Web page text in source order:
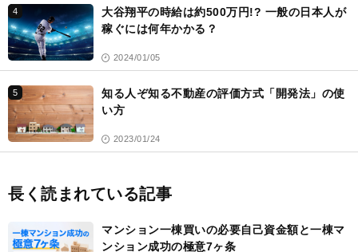
4
大谷翔平の時給は約500万円!? 一般の日本人が
稼ぐには何年かかる？
2024/01/05
5
知る人ぞ知る不動産の評価方式「開発法」の使
い方
2023/01/24
長く読まれている記事
マンション一棟買いの必要自己資金額と一棟マ
ンション成功の極意7ヶ条